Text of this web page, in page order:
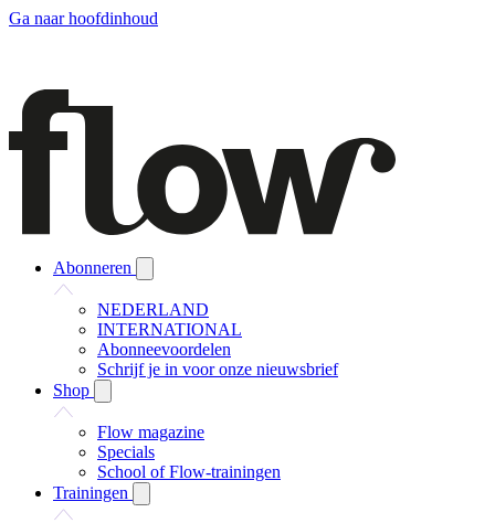
Ga naar hoofdinhoud
Abonneren
NEDERLAND
INTERNATIONAL
Abonneevoordelen
Schrijf je in voor onze nieuwsbrief
Shop
Flow magazine
Specials
School of Flow-trainingen
Trainingen